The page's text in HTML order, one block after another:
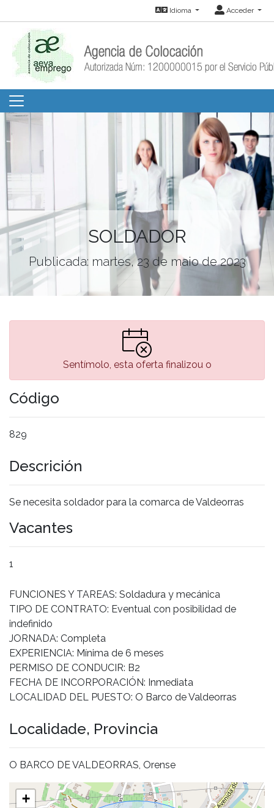
Idioma Acceder
SOLDADOR
Publicada: martes, 23 de maio de 2023
Sentímolo, esta oferta finalizou o
Código
829
Descrición
Se necesita soldador para la comarca de Valdeorras
Vacantes
1
FUNCIONES Y TAREAS: Soldadura y mecánica
TIPO DE CONTRATO: Eventual con posibilidad de
indefinido
JORNADA: Completa
EXPERIENCIA: Mínima de 6 meses
PERMISO DE CONDUCIR: B2
FECHA DE INCORPORACIÓN: Inmediata
LOCALIDAD DEL PUESTO: O Barco de Valdeorras
Localidade, Provincia
O BARCO DE VALDEORRAS, Orense
+